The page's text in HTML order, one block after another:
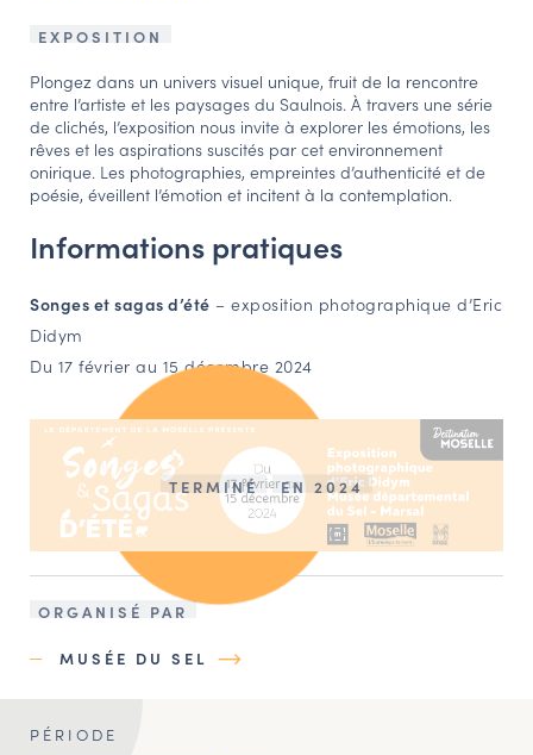
Espace acteurs
NAVIGATION FILTRÉE « ACTEURS »
PORTAIL CULTURE
Comité d'Histoire Régionale
VOUS ÊTES…
Amateurs d’histoire et de patrimoine
Responsables de structures
Étudiants & chercheurs
EXPOSITION
Plongez dans un univers visuel unique, fruit de la rencontre
entre l’artiste et les paysages du Saulnois. À travers une série
de clichés, l’exposition nous invite à explorer les émotions, les
rêves et les aspirations suscités par cet environnement
onirique. Les photographies, empreintes d’authenticité et de
poésie, éveillent l’émotion et incitent à la contemplation.
Informations pratiques
Songes et sagas d’été – exposition photographique d’Eric
Didym
Du 17 février au 15 décembre 2024
TERMINÉ EN 2024
ORGANISÉ PAR
MUSÉE DU SEL
PÉRIODE